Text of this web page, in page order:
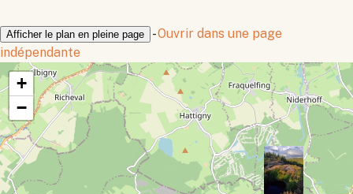
Afficher le plan en pleine page -Ouvrir dans une page
indépendante